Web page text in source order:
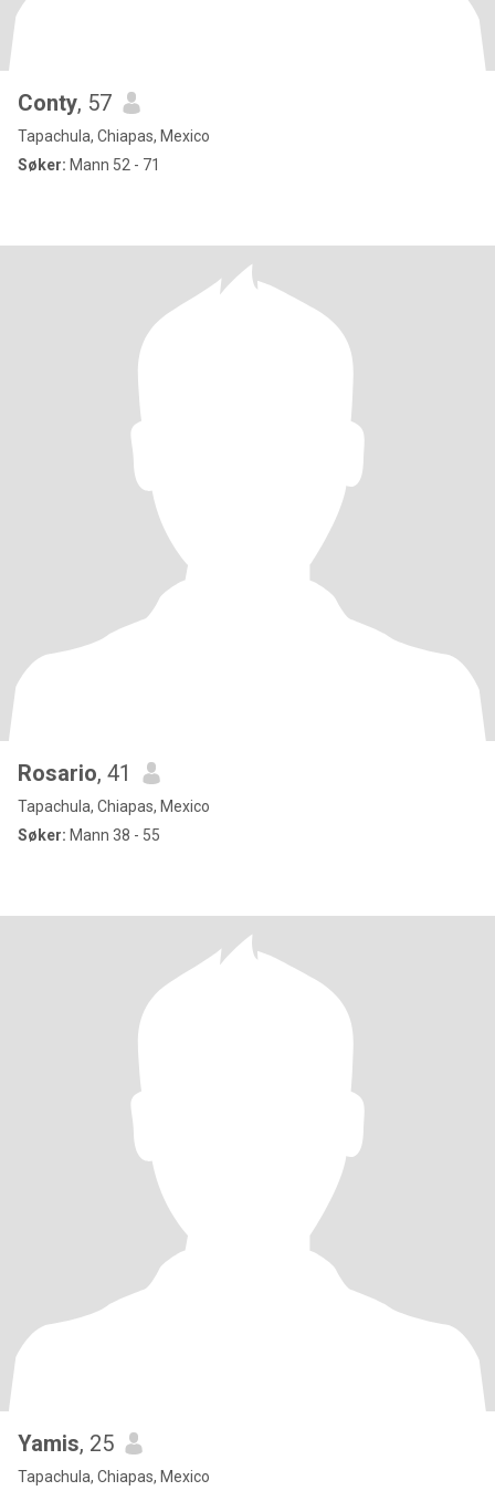
Conty, 57
Tapachula, Chiapas, Mexico
Søker: Mann 52 - 71
Rosario, 41
Tapachula, Chiapas, Mexico
Søker: Mann 38 - 55
Yamis, 25
Tapachula, Chiapas, Mexico